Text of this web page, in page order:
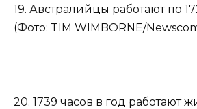
19. Австралийцы работают по
(Фото: TIM WIMBORNE/
20. 1739 часов в год работают